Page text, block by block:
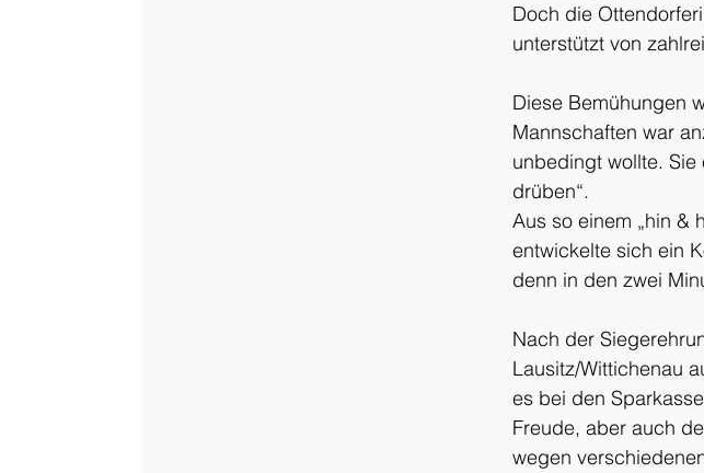
Doch die
unterstützt von
Diese Bemühungen
Mannschaften war
unbedingt wollte.
drüben“.
Aus so einem „hin &
entwickelte sich ein
denn in den zwei
Nach der
Lausitz/Wittichenau
es bei den
Freude, aber auch
wegen